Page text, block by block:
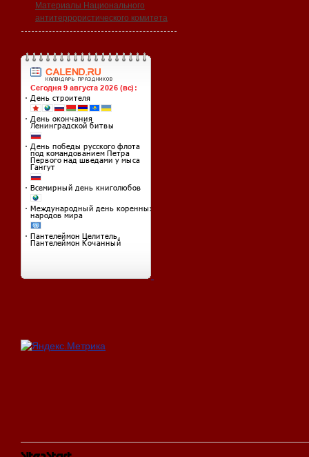
Материалы Национального
антитеррористического комитета